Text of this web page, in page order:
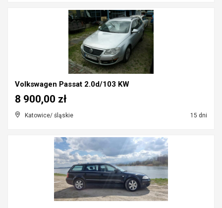
Volkswagen Passat 2.0d/103 KW
Katowice/ śląskie 15 dni
8 900,00 zł